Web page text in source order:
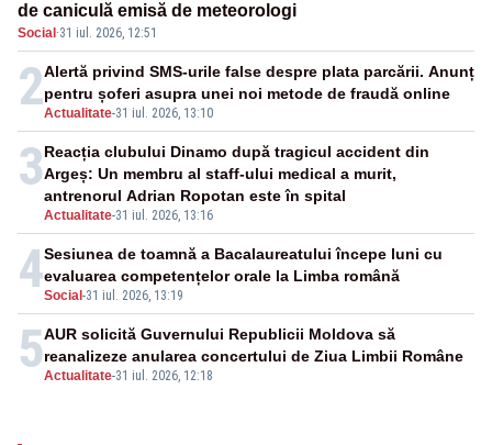
de caniculă emisă de meteorologi
Social ·31 iul. 2026, 12:51
2Actualitate-31 iul. 2026, 13:10
Alertă privind SMS-urile false despre plata parcării. Anunț
pentru șoferi asupra unei noi metode de fraudă online
3
Actualitate-31 iul. 2026, 13:16
Reacția clubului Dinamo după tragicul accident din
Argeș: Un membru al staff-ului medical a murit,
antrenorul Adrian Ropotan este în spital
4Social -31 iul. 2026, 13:19
Sesiunea de toamnă a Bacalaureatului începe luni cu
evaluarea competențelor orale la Limba română
5Actualitate-31 iul. 2026, 12:18
AUR solicită Guvernului Republicii Moldova să
reanalizeze anularea concertului de Ziua Limbii Române